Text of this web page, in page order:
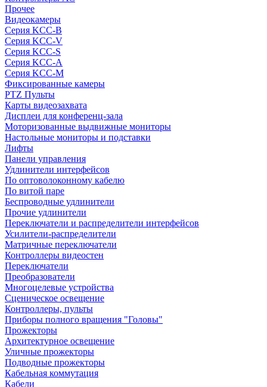
Прочее
Видеокамеры
Серия KCC-B
Серия KCC-V
Серия KCC-S
Серия KCC-A
Серия KCC-M
Фиксированные камеры
PTZ Пульты
Карты видеозахвата
Дисплеи для конференц-зала
Моторизованные выдвижные мониторы
Настольные мониторы и подставки
Лифты
Панели управления
Удлинители интерфейсов
По оптоволоконному кабелю
По витой паре
Беспроводные удлинители
Прочие удлинители
Переключатели и распределители интерфейсов
Усилители-распределители
Матричные переключатели
Контроллеры видеостен
Переключатели
Преобразователи
Многоцелевые устройства
Сценическое освещение
Контроллеры, пульты
Приборы полного вращения "Головы"
Прожекторы
Архитектурное освещение
Уличные прожекторы
Подводные прожекторы
Кабельная коммутация
Кабели